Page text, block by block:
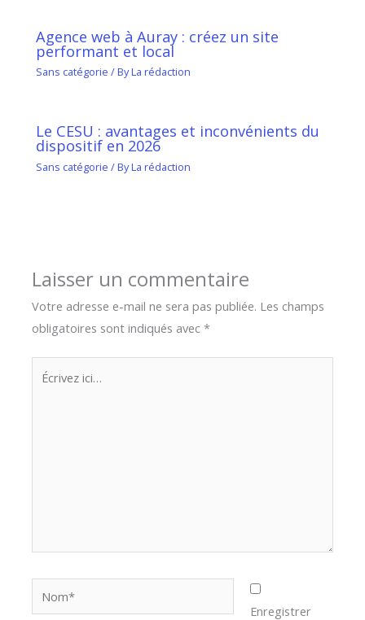
Agence web à Auray : créez un site
performant et local
Sans catégorie / ByLa rédaction
Le CESU : avantages et inconvénients du
dispositif en 2026
Sans catégorie / ByLa rédaction
Laisser un commentaire
Votre adresse e-mail ne sera pas publiée. Les champs
obligatoires sont indiqués avec*
Écrivez
Enregistrer